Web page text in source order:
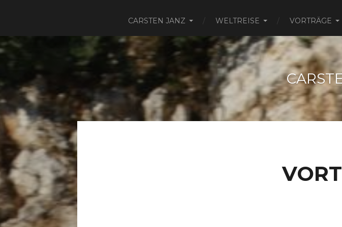
CARSTEN JANZ WELTREISE VORTRÄGE